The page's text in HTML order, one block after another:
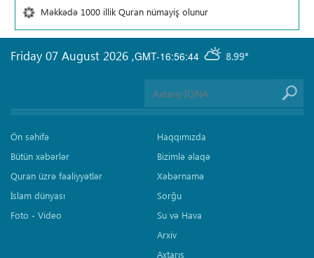
Məkkədə 1000 illik Quran nümayiş olunur
GMT-16:56:44 8.99°
Friday 07 August 2026 ,
Ön səhifə
Bütün xəbərlər
Quran üzrə fəaliyyətlər
İslam dünyası
Foto - Video
Haqqımızda
Bizimlə əlaqə
Xəbərnamə
Sorğu
Su və Hava
Arxiv
Axtarış